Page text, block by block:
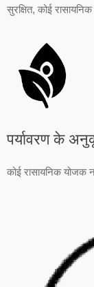
सुरक्षित, कोई
पर्यावरण के
कोई रासायनिक योजक